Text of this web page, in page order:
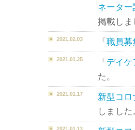
ネータ
掲載しま
2021.02.03 「 職員募
2021.01.25 「 デイ
た。
2021.01.17
新型コ
しました
2021.01.13